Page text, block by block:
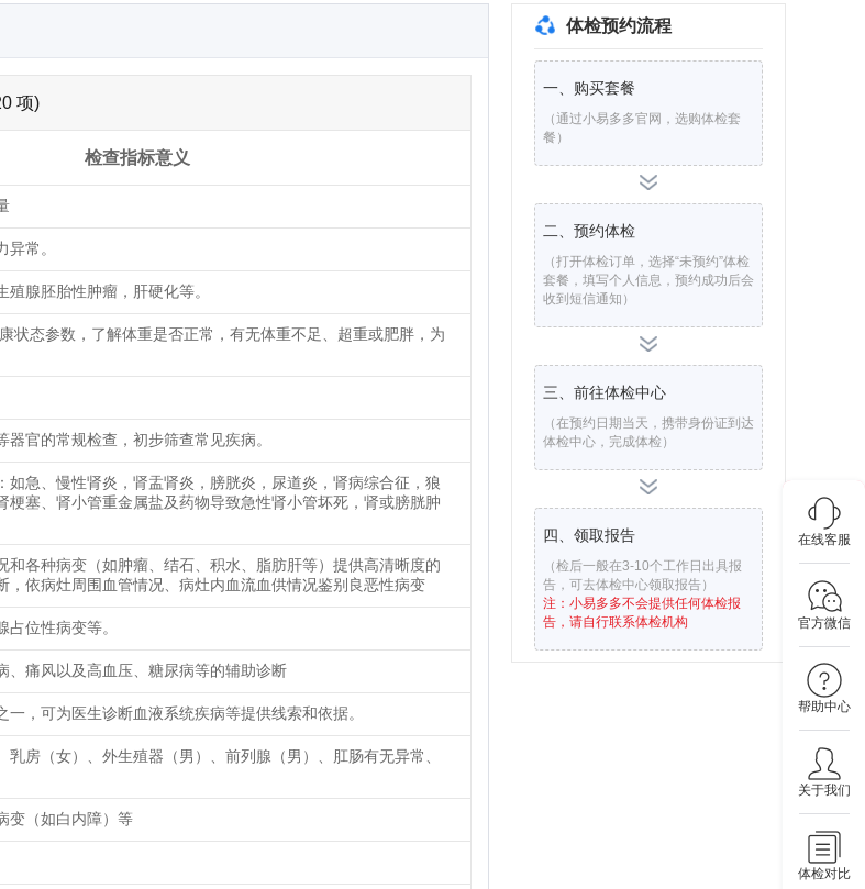
在线客服
官方微信
帮助中心
关于我们
体检对比
项)
检查指标意义
常。
腺胚胎性肿瘤，肝硬化等。
状态参数，了解体重是否正常，有无体重不足、超重或肥胖，为
官的常规检查，初步筛查常见疾病。
如急、慢性肾炎，肾盂肾炎，膀胱炎，尿道炎，肾病综合征，狼
梗塞、肾小管重金属盐及药物导致急性肾小管坏死，肾或膀胱肿
和各种病变（如肿瘤、结石、积水、脂肪肝等）提供高清晰度的
，依病灶周围血管情况、病灶内血流血供情况鉴别良恶性病变
位性病变等。
、痛风以及高血压、糖尿病等的辅助诊断
，可为医生诊断血液系统疾病等提供线索和依据。
乳房（女）、外生殖器（男）、前列腺（男）、肛肠有无异常、
变（如白内障）等
体检预约流程
一、购买套餐
（通过小易多多官网，选购体检套
餐）
二、预约体检
（打开体检订单，选择“未预约”体检
套餐，填写个人信息，预约成功后会
收到短信通知）
三、前往体检中心
（在预约日期当天，携带身份证到达
体检中心，完成体检）
四、领取报告
（检后一般在3-10个工作日出具报
告，可去体检中心领取报告）
注：小易多多不会提供任何体检报
告，请自行联系体检机构